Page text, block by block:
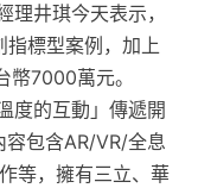
井琪今天表示，
指標型案例，加上
7000萬元。
度的互動」傳遞開
包含AR/VR/全息
等，擁有三立、華